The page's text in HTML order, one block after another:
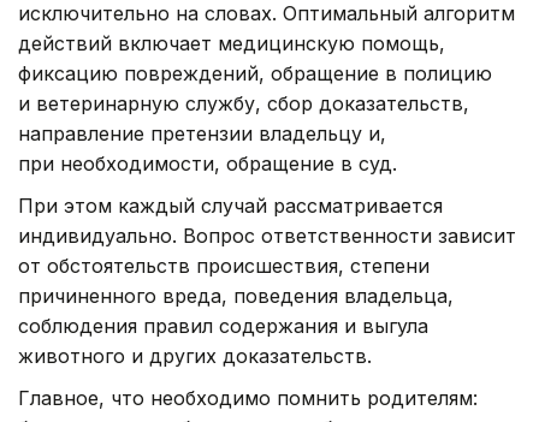
исключительно на словах. Оптимальный алгоритм
действий включает медицинскую помощь,
фиксацию повреждений, обращение в полицию
и ветеринарную службу, сбор доказательств,
направление претензии владельцу и,
при необходимости, обращение в суд.
При этом каждый случай рассматривается
индивидуально. Вопрос ответственности зависит
от обстоятельств происшествия, степени
причиненного вреда, поведения владельца,
соблюдения правил содержания и выгула
животного и других доказательств.
Главное, что необходимо помнить родителям: